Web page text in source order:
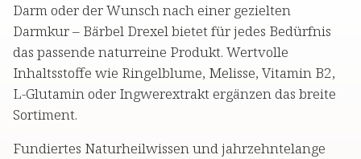
Darm oder der Wunsch nach einer gezielten
Darmkur – Bärbel Drexel bietet für jedes Bedürfnis
das passende naturreine Produkt. Wertvolle
Inhaltsstoffe wie Ringelblume, Melisse, Vitamin B2,
L-Glutamin oder Ingwerextrakt ergänzen das breite
Sortiment.
Fundiertes Naturheilwissen und jahrzehntelange